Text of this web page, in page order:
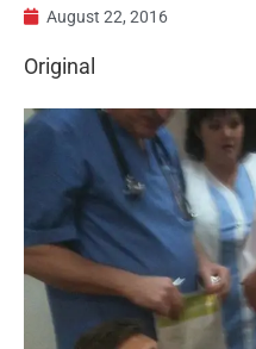
August 22, 2016
Original